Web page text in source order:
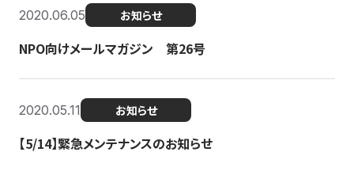
2020.06.05 お知らせ
NPO向けメールマガジン 第26号
2020.05.11 お知らせ
【5/14】緊急メンテナンスのお知らせ